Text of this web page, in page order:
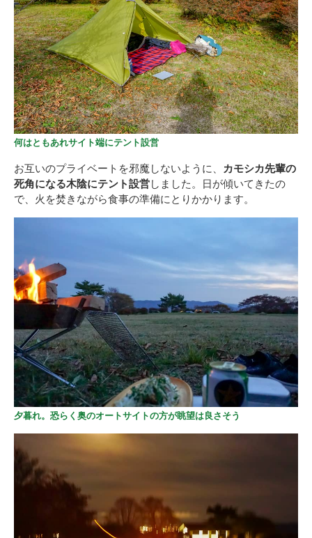
何はともあれサイト端にテント設営
お互いのプライベートを邪魔しないように、 カモシカ先輩の
死角になる木陰にテント設営しました。日が傾いてきたの
で、火を焚きながら食事の準備にとりかかります。
夕暮れ。恐らく奥のオートサイトの方が眺望は良さそう